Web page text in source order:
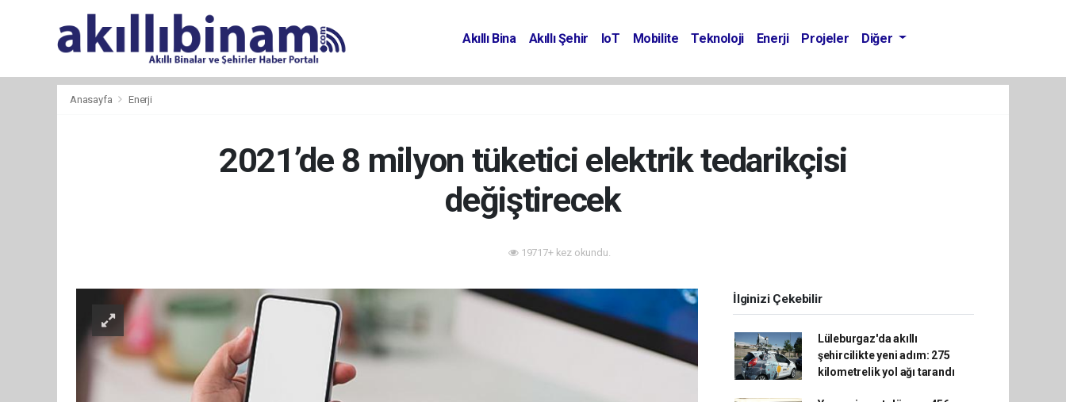
Akıllı Bina Akıllı Şehir IoT Mobilite Teknoloji Enerji Projeler Diğer
Anasayfa Enerji
2021’de 8 milyon tüketici elektrik tedarikçisi
değiştirecek
19717+ kez okundu.
İlginizi Çekebilir
Lüleburgaz'da akıllı
şehircilikte yeni adım: 275
kilometrelik yol ağı tarandı